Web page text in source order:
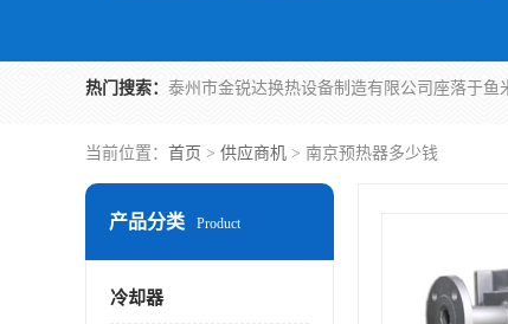
热门搜索：
当前位置： 首页 > 供应商机 > 南京预热器多少钱
产品分类 Product
冷却器